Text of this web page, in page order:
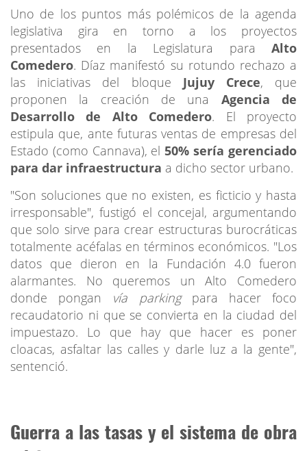
Uno de los puntos más polémicos de la agenda
legislativa gira en torno a los proyectos
presentados en la Legislatura para Alto
Comedero. Díaz manifestó su rotundo rechazo a
las iniciativas del bloque Jujuy Crece, que
proponen la creación de una Agencia de
Desarrollo de Alto Comedero. El proyecto
estipula que, ante futuras ventas de empresas del
Estado (como Cannava), el 50% sería gerenciado
para dar infraestructura a dicho sector urbano.
"Son soluciones que no existen, es ficticio y hasta
irresponsable", fustigó el concejal, argumentando
que solo sirve para crear estructuras burocráticas
totalmente acéfalas en términos económicos. "Los
datos que dieron en la Fundación 4.0 fueron
alarmantes. No queremos un Alto Comedero
donde pongan vía parkingpara hacer foco
recaudatorio ni que se convierta en la ciudad del
impuestazo. Lo que hay que hacer es poner
cloacas, asfaltar las calles y darle luz a la gente",
sentenció.
Guerra a las tasas y el sistema de obra